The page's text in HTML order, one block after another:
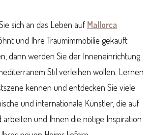
sich an das Leben auf Mallorca
und Ihre Traumimmobilie gekauft
dann werden Sie der Inneneinrichtung
Stil verleihen wollen. Lernen
kennen und entdecken Sie viele
und internationale Künstler, die auf
arbeiten und Ihnen die nötige Inspiration